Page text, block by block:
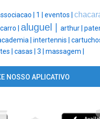
| 1 | eventos |
carro | aluguel | arthur |
| intertennis |
| casas | 3 | massagem |
NOSSO APLICATIVO